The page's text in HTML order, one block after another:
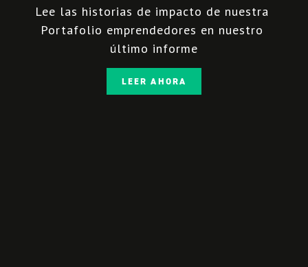
Lee las historias de impacto de nuestra
Portafolio emprendedores en nuestro
último informe
LEER AHORA